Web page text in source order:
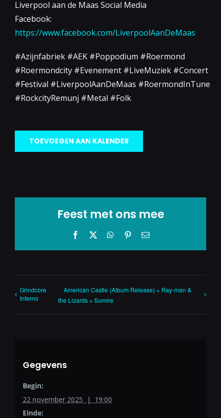
Liverpool aan de Maas Social Media
Facebook:
https://www.facebook.com/LiverpoolAanDeMaas
#Azijnfabriek #AEK #Poppodium #Roermond
#Roermondcity #Evenement #LiveMuziek #Concert
#Festival #LiverpoolAanDeMaas #RoermondInTune
#RockcityRemunj #Metal #Folk
TOEVOEGEN AAN KALENDER
Feest met ons mee
Facebook WhatsApp
Pinterest
E-
Grindcore
Inferno
American Castle (Album Release) + Ray-man &
the Lizards + Sumire
Gegevens
Begin:
22 november 2025 | 19:00
Einde: